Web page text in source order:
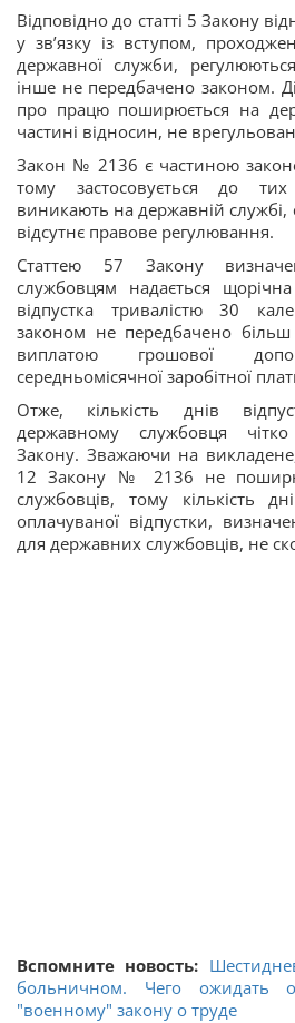
Відповідно до статті 5 Закону
у зв’язку із вступом,
державної служби,
інше не передбачено законом.
про працю поширюється на
частині відносин, не
Закон № 2136 є частиною
тому застосовується до
виникають на державній службі,
відсутнє правове регулювання.
Статтею 57 Закону
службовцям надається
відпустка тривалістю 30
законом не передбачено більш
виплатою грошової
середньомісячної заробітної
Отже, кількість днів
державному службовця
Закону. Зважаючи на
12 Закону № 2136 не
службовців, тому кількість
оплачуваної відпустки,
для державних службовців, не
Вспомните новость:
больничном. Чего ожидать
"военному" закону о труде